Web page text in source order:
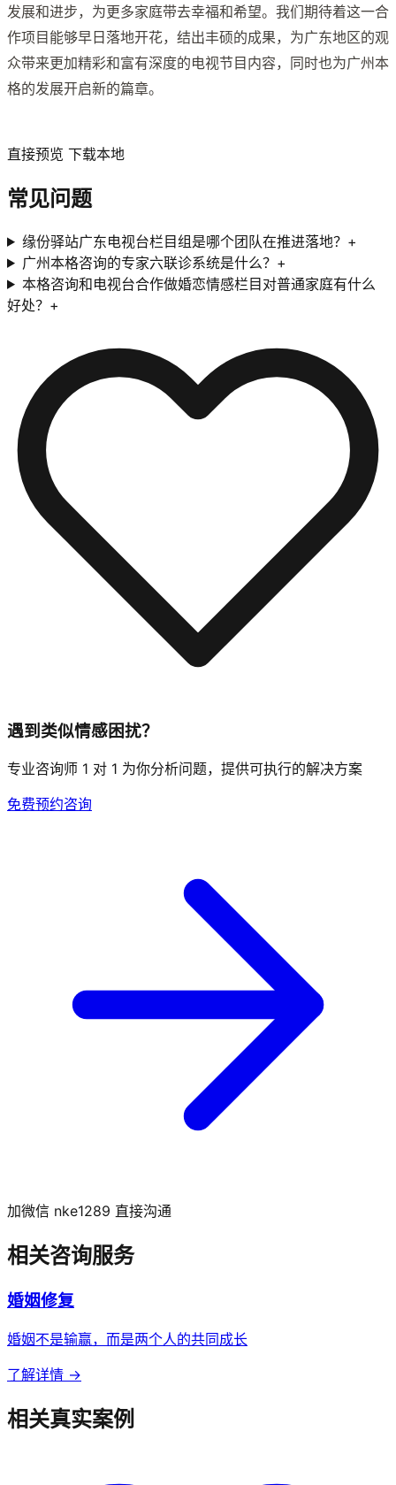
发展和进步，为更多家庭带去幸福和希望。我们期待着这一合
作项目能够早日落地开花，结出丰硕的成果，为广东地区的观
众带来更加精彩和富有深度的电视节目内容，同时也为广州本
格的发展开启新的篇章。
直接预览 下载本地
常见问题
缘份驿站广东电视台栏目组是哪个团队在推进落地？ +
广州本格咨询的专家六联诊系统是什么？ +
本格咨询和电视台合作做婚恋情感栏目对普通家庭有什么
好处？ +
遇到类似情感困扰？
专业咨询师 1 对 1 为你分析问题，提供可执行的解决方案
免费预约咨询
加微信 nke1289 直接沟通
相关咨询服务
婚姻修复
婚姻不是输赢，而是两个人的共同成长
了解详情 →
相关真实案例